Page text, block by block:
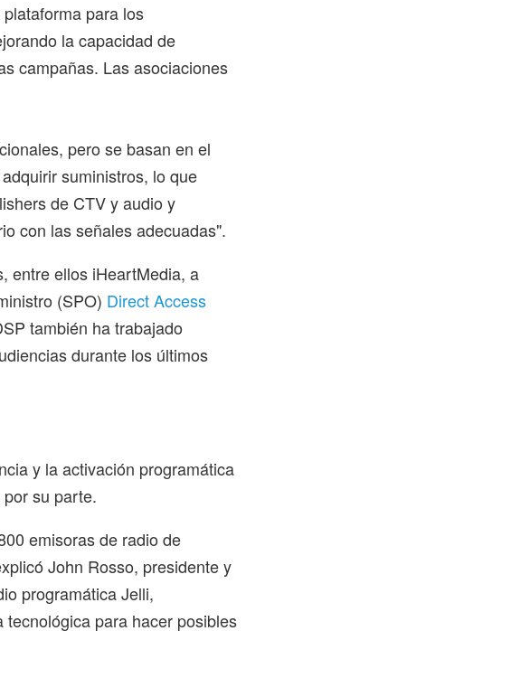
para los
la capacidad de
campañas. Las asociaciones
pero se basan en el
suministros, lo que
de CTV y audio y
con las señales adecuadas".
entre ellos iHeartMedia, a
(SPO) Direct Access
también ha trabajado
durante los últimos
y la activación programática
su parte.
emisoras de radio de
John Rosso, presidente y
programática Jelli,
tecnológica para hacer posibles